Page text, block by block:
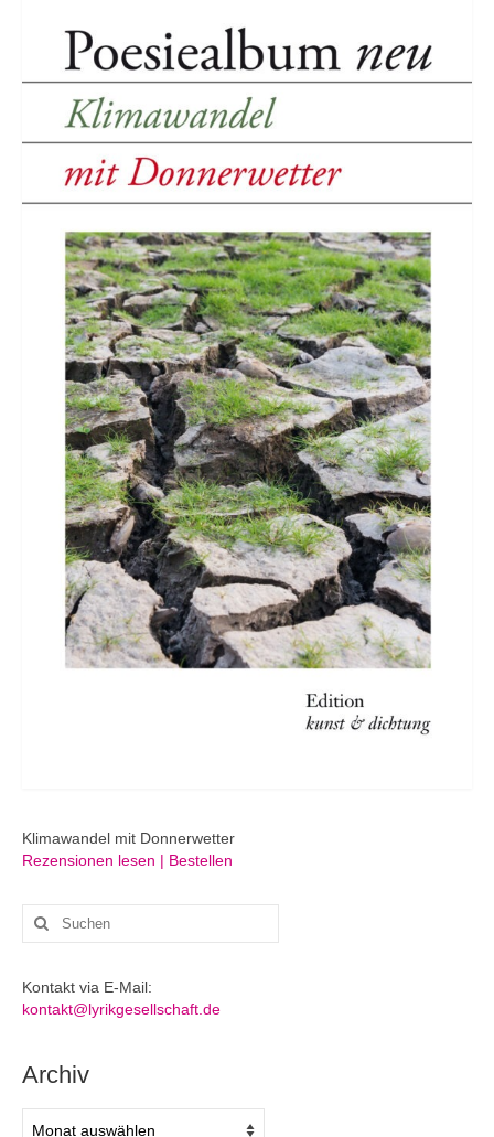
Klimawandel mit Donnerwetter
Rezensionen lesen | Bestellen
Suchen
nach:
Kontakt via E-Mail:
kontakt@lyrikgesellschaft.de
Archiv